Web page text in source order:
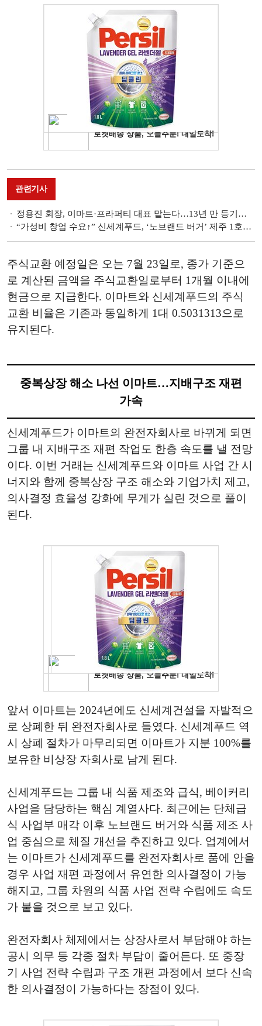
관련기사
정용진 회장, 이마트·프라퍼티 대표 맡는다…13년 만 등기이사 복귀
“가성비 창업 수요↑” 신세계푸드, ‘노브랜드 버거’ 제주 1호점 오픈
주식교환 예정일은 오는 7월 23일로, 종가 기준으
로 계산된 금액을 주식교환일로부터 1개월 이내에
현금으로 지급한다. 이마트와 신세계푸드의 주식
교환 비율은 기존과 동일하게 1대 0.5031313으로
유지된다.
중복상장 해소 나선 이마트…지배구조 재편
가속
신세계푸드가 이마트의 완전자회사로 바뀌게 되면
그룹 내 지배구조 재편 작업도 한층 속도를 낼 전망
이다. 이번 거래는 신세계푸드와 이마트 사업 간 시
너지와 함께 중복상장 구조 해소와 기업가치 제고,
의사결정 효율성 강화에 무게가 실린 것으로 풀이
된다.
앞서 이마트는 2024년에도 신세계건설을 자발적으
로 상폐한 뒤 완전자회사로 들였다. 신세계푸드 역
시 상폐 절차가 마무리되면 이마트가 지분 100%를
보유한 비상장 자회사로 남게 된다.
신세계푸드는 그룹 내 식품 제조와 급식, 베이커리
사업을 담당하는 핵심 계열사다. 최근에는 단체급
식 사업부 매각 이후 노브랜드 버거와 식품 제조 사
업 중심으로 체질 개선을 추진하고 있다. 업계에서
는 이마트가 신세계푸드를 완전자회사로 품에 안을
경우 사업 재편 과정에서 유연한 의사결정이 가능
해지고, 그룹 차원의 식품 사업 전략 수립에도 속도
가 붙을 것으로 보고 있다.
완전자회사 체제에서는 상장사로서 부담해야 하는
공시 의무 등 각종 절차 부담이 줄어든다. 또 중장
기 사업 전략 수립과 구조 개편 과정에서 보다 신속
한 의사결정이 가능하다는 장점이 있다.